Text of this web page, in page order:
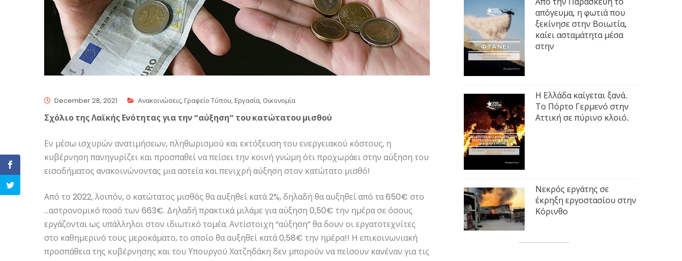
December 28, 2021 Ανακοινώσεις, Γραφείο Τύπου, Εργασία, Οικονομία
Σχόλιο της Λαϊκής Ενότητας για την “αύξηση” του κατώτατου μισθού
Εν μέσω ισχυρών ανατιμήσεων, πληθωρισμού και εκτόξευση του ενεργειακού κόστους, η
κυβέρνηση πανηγυρίζει και προσπαθεί να πείσει την κοινή γνώμη ότι προχωράει στην αύξηση του
εισοδήματος ανακοινώνοντας μια αστεία και πενιχρή αύξηση στον κατώτατο μισθό!
Από το 2022, λοιπόν, ο κατώτατος μισθός θα αυξηθεί κατά 2%, δηλαδή θα αυξηθεί από τα 650€ στο
…αστρονομικό ποσό των 663€. Δηλαδή πρακτικά μιλάμε για αύξηση 0,50€ την ημέρα σε όσους
εργάζονται ως υπάλληλοι στον ιδιωτικό τομέα. Αντίστοιχη “αύξηση” θα δουν οι εργατοτεχνίτες
στο καθημερινό τους μεροκάματο, το οποίο θα αυξηθεί κατά 0,58€ την ημέρα!! Η επικοινωνιακή
προσπάθεια της κυβέρνησης και του Υπουργού Χατζηδάκη δεν μπορούν να πείσουν κανέναν για τις
απόγευμα, η φωτιά που
ξεκίνησε στην Βοιωτία,
καίει ασταμάτητα μέσα
στην
Η Ελλάδα καίγεται ξανά.
Το Πόρτο Γερμενό στην
Αττική σε πύρινο κλοιό.
Νεκρός εργάτης σε
έκρηξη εργοστασίου στην
Κόρινθο